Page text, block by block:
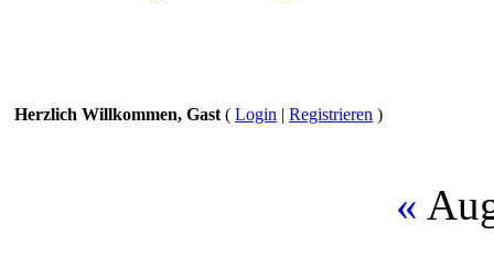
Herzlich Willkommen, Gast ( Login | Registrieren )
«